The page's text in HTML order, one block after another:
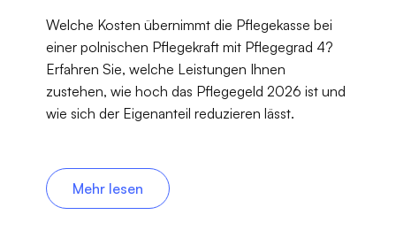
Welche Kosten übernimmt die Pflegekasse bei
einer polnischen Pflegekraft mit Pflegegrad 4?
Erfahren Sie, welche Leistungen Ihnen
zustehen, wie hoch das Pflegegeld 2026 ist und
wie sich der Eigenanteil reduzieren lässt.
Mehr lesen